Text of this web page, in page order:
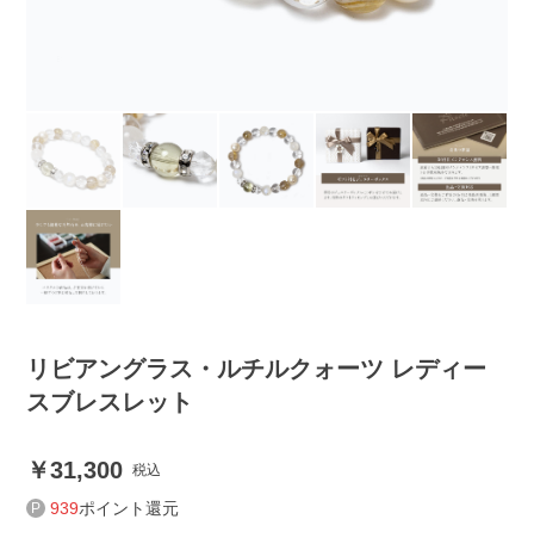
リビアングラス・ルチルクォーツ レディー
スブレスレット
31,300 税込
939ポイント還元